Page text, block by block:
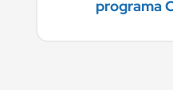
programa